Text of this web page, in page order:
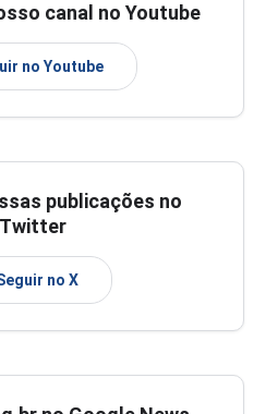
canal no Youtube
no Youtube
publicações no
no X